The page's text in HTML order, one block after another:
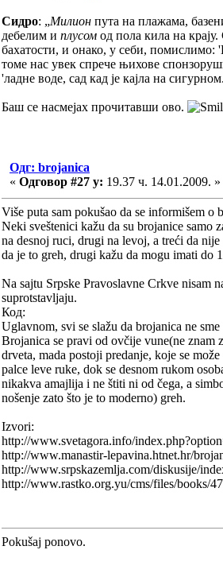
Сидро: „Милион пута на плажама,
дебелим и плусом од пола кила на
бахатости, и онако, у себи,
томе нас увек спрече њихове
'ладне воде, сад кад је кајла на
Баш се насмејах прочитавши ово.
Одг: brojanica
« Одговор #27 у: 19.37 ч. 14.01.2009. »
Više puta sam pokušao da se informišem
Neki sveštenici kažu da su brojanice samo
na desnoj ruci, drugi na levoj, a treći da
da je to greh, drugi kažu da mogu imati do
Na sajtu Srpske Pravoslavne Crkve nisam
suprotstavljaju.
Код:
Uglavnom, svi se slažu da brojanica ne
Brojanica se pravi od ovčije vune(ne znam
drveta, mada postoji predanje, koje se
palce leve ruke, dok se desnom rukom
nikakva amajlija i ne štiti ni od čega, a
nošenje zato što je to moderno) greh.
Izvori:
http://www.svetagora.info/
http://www.manastir-lepavina.htnet.hr/
http://www.srpskazemlja.com/diskusije/
http://www.rastko.org.yu/cms/files/books/
Pokušaj ponovo.